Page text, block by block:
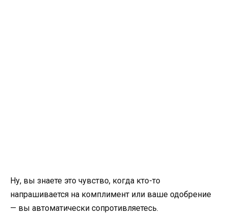
Ну, вы знаете это чувство, когда кто-то
напрашивается на комплимент или ваше одобрение
— вы автоматически сопротивляетесь.